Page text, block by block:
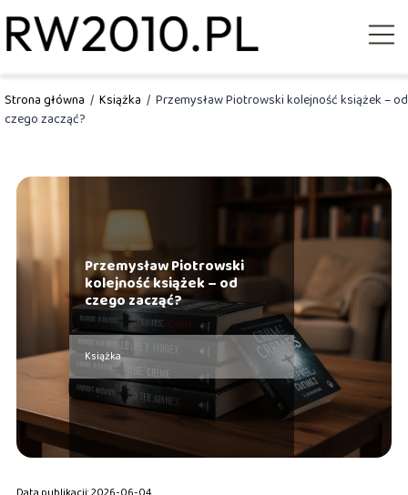
Strona główna / Książka / Przemysław Piotrowski kolejność książek – od
czego zacząć?
Przemysław Piotrowski
kolejność książek – od
czego zacząć?
Książka